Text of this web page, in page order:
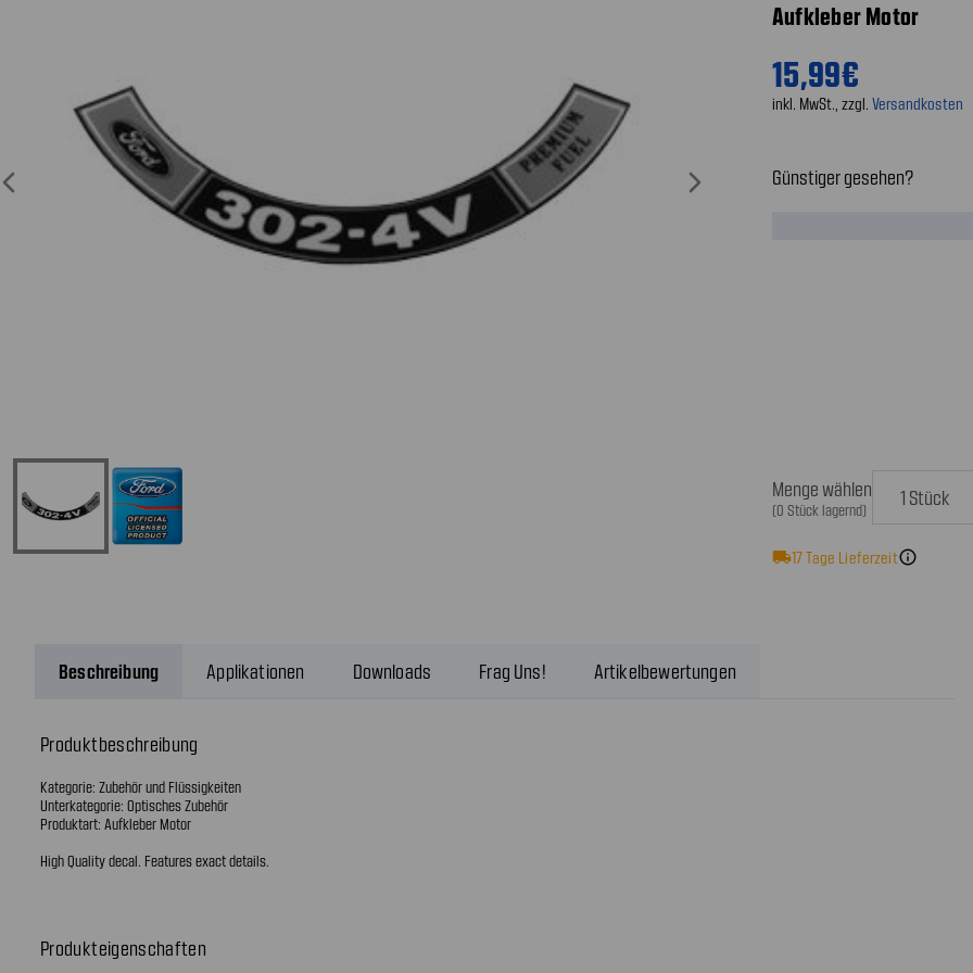
Aufkleber Motor
15,99€
inkl. MwSt., zzgl. Versandkosten
Günstiger gesehen?
Menge wählen
(0 Stück lagernd)
local_shipping17Tage Lieferzeitinfo
Beschreibung Applikationen Downloads Frag Uns! Artikelbewertungen
Produktbeschreibung
Kategorie: Zubehör und Flüssigkeiten
Unterkategorie: Optisches Zubehör
Produktart: Aufkleber Motor
High Quality decal. Features exact details.
Produkteigenschaften